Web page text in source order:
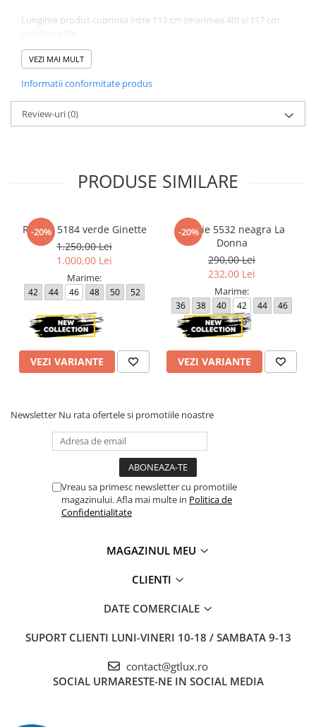
Lungime produs cuprinsa intre 113 cm (marimea 40) si 117 cm
Atentie! Nuanta produsului poate diferi usor, in functie de
VEZI MAI MULT
Informatii conformitate produs
Review-uri(0)
PRODUSE SIMILARE
-20%
Rochie 5184 verde Ginette
1.250,00 Lei
1.000,00 Lei
Marime:
42 44 46 48 50 52
VEZI VARIANTE
-20%
Rochie 5532 neagra La
Donna
290,00 Lei
232,00 Lei
Marime:
36 38 40 42 44
46
48
50
VEZI VARIANTE
Newsletter Nu rata ofertele si promotiile noastre
Vreau sa primesc newsletter cu promotiile
magazinului. Afla mai multe in Politica de
Confidentialitate
MAGAZINUL MEU
CLIENTI
DATE COMERCIALE
SUPORT CLIENTI LUNI-VINERI 10-18 / SAMBATA 9-13
contact@gtlux.ro
SOCIAL URMARESTE-NE IN SOCIAL MEDIA